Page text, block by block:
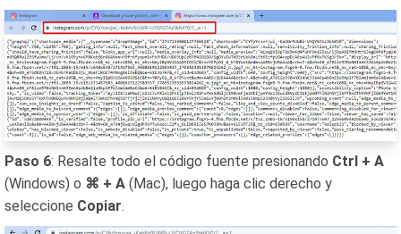
Paso 6: Resalte todo el código fuente presionando Ctrl + A
(Windows) o ⌘ + A (Mac), luego haga clic derecho y
seleccione Copiar.